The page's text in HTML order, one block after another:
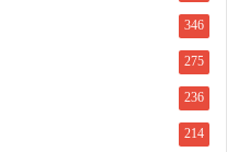
346
275
236
214